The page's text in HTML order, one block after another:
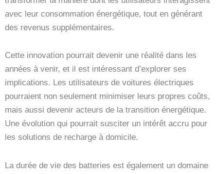
avec leur consommation énergétique, tout en générant
des revenus supplémentaires.
Cette innovation pourrait devenir une réalité dans les
années à venir, et il est intéressant d’explorer ses
implications. Les utilisateurs de voitures électriques
pourraient non seulement minimiser leurs propres coûts,
mais aussi devenir acteurs de la transition énergétique.
Une évolution qui pourrait susciter un intérêt accru pour
les solutions de recharge à domicile.
La durée de vie des batteries est également un domaine